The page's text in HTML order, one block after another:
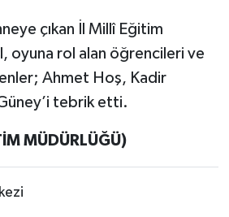
çıkan İl Millî Eğitim
oyuna rol alan öğrencileri ve
Ahmet Hoş, Kadir
tebrik etti.
MÜDÜRLÜĞÜ)